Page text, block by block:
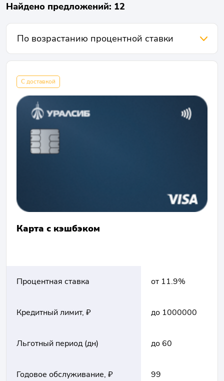
Найдено предложений: 12
С доставкой
Карта с кэшбэком
Процентная ставка от 11.9%
Кредитный лимит, ₽ до 1000000
Льготный период (дн) до 60
Годовое обслуживание, ₽ 99